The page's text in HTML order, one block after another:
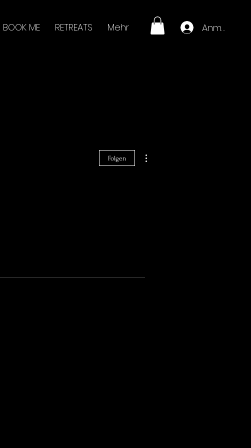
BOOK ME RETREATS Mehr Anmelden
Folgen